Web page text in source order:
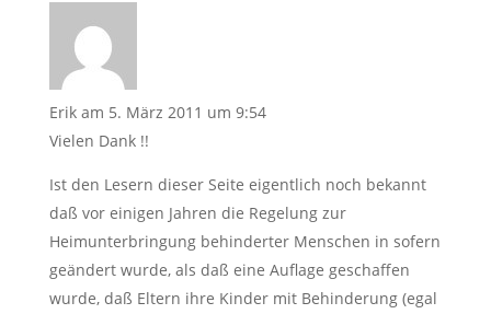
Erik am 5. März 2011 um 9:54
Vielen Dank !!
Ist den Lesern dieser Seite eigentlich noch bekannt
daß vor einigen Jahren die Regelung zur
Heimunterbringung behinderter Menschen in sofern
geändert wurde, als daß eine Auflage geschaffen
wurde, daß Eltern ihre Kinder mit Behinderung (egal